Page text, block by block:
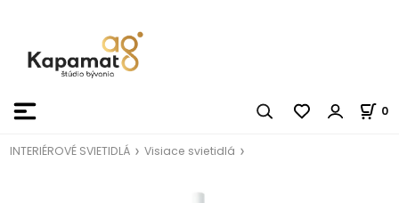
0
INTERIÉROVÉ SVIETIDLÁ Visiace svietidlá